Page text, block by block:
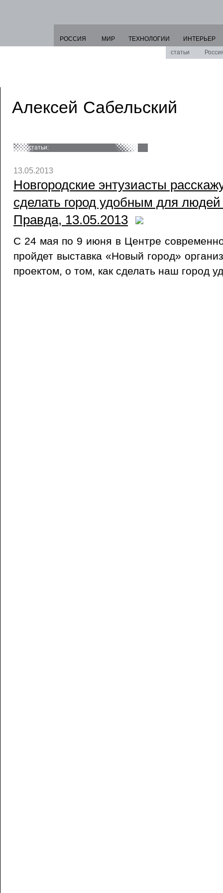
РОССИЯ МИР ТЕХНОЛОГИИ
ИНТЕРЬЕР
статьи
Алексей Сабельский
статьи:
13.05.2013
Новгородские энтузиасты
сделать город удобным для
Правда, 13.05.2013
С 24 мая по 9 июня в Центре
пройдет выставка «Новый город»
проектом, о том, как сделать наш город